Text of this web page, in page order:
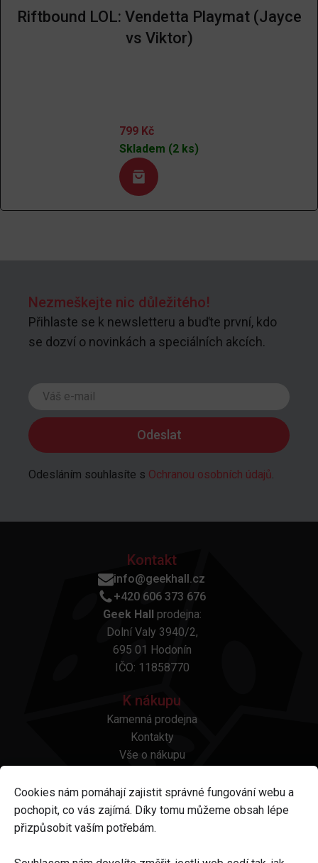
Riftbound LOL: Vendetta Playmat (Jayce
vs Viktor)
799 Kč
Skladem (2 ks)
Nezmeškejte nic důležitého!
Přihlaste se k newsletteru a buďte první, kdo
se dozví o novinkách a speciálních akcích.
Odesláním souhlasíte s Ochranou osobních údajů.
Kontakt
info@geekhall.cz
+420 606 373 676
Geek Hall prodejna:
Dolní Valy 3940/2,
695 01 Hodonín
IČO: 11858770
K nákupu
Kamenná prodejna
Kontakty
Vše o nákupu
Platba a doprava
Reklamace a vrácení
Obchodní podmínky
Cookies nám pomáhají zajistit správné fungování webu a
pochopit, co vás zajímá. Díky tomu můžeme obsah lépe
přizpůsobit vaším potřebám.